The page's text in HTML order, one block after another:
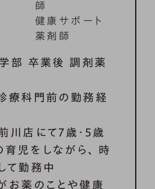
師
健康サポート
薬剤師
部 卒業後 調剤薬
療科門前の勤務経
川店にて7歳・5歳
児をしながら、 時
て勤務中
お薬のことや健康